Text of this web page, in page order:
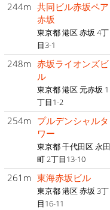
244m 共同ビル赤坂ペア
赤坂
東京都 港区 赤坂 4丁
目3-1
248m 赤坂ライオンズビ
ル
東京都 港区 元赤坂 1
丁目1-2
254m プルデンシャルタ
ワー
東京都 千代田区 永田
町 2丁目13-10
261m 東海赤坂ビル
東京都 港区 赤坂 3丁
目16-11